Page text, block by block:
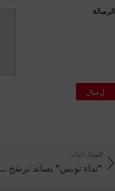
الرسالة
إرسال
المقال التالي
"نداء تونس" يساند ترشح